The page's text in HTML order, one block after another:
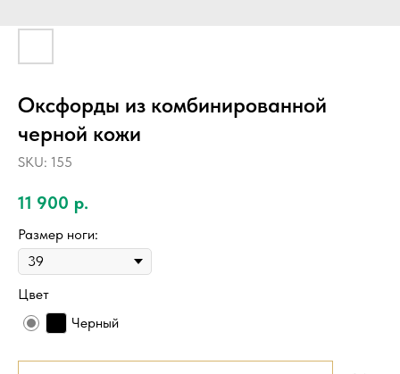
Оксфорды из комбинированной
черной кожи
SKU: 155
11 900 р.
Размер ноги:
Цвет
Черный